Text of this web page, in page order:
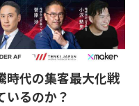
時代の集客最大化戦
いるのか？